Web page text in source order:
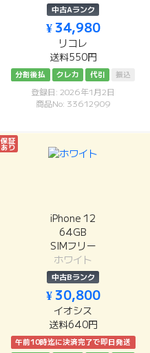
中古Aランク
¥ 34,980
リコレ
送料550円
分割後払 クレカ 代引 振込
登録日: 2026年1月2日
商品No: 33612909
保証
あり
iPhone 12
64GB
SIMフリー
ホワイト
中古Bランク
¥ 30,800
イオシス
送料640円
午前10時迄に決済完了で即日発送